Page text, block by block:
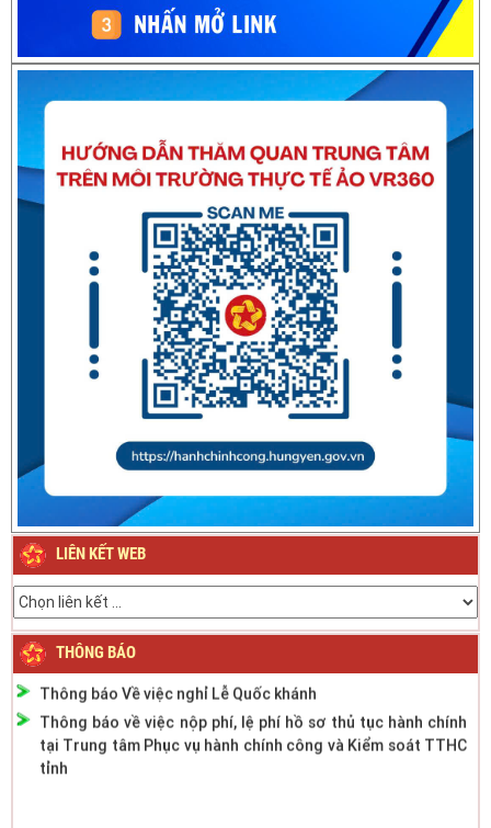
LIÊN KẾT WEB
THÔNG BÁO
Thông báo về việc nghỉ Tết Nguyên đán Bính Ngọ năm 2026
Thông báo về việc nghỉ Tết Nguyên đán Giáp Thìn năm
2024
Thông báo Lịch nghỉ Lễ Quốc khánh ngày 2/9/2023
Thông báo phân cấp công tác đăng ký phương tiện giao
thông cơ giới đường bộ
Thông báo thời gian làm việc mùa hè năm 2022
Thông báo Về việc nghỉ Lễ Quốc khánh
Thông báo về việc nộp phí, lệ phí hồ sơ thủ tục hành chính
tại Trung tâm Phục vụ hành chính công và Kiểm soát TTHC
tỉnh